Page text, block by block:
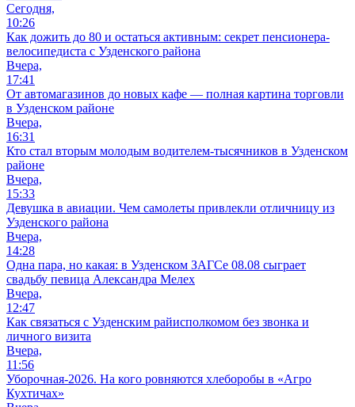
Сегодня,
10:26
Как дожить до 80 и остаться активным: секрет пенсионера-
велосипедиста с Узденского района
Вчера,
17:41
От автомагазинов до новых кафе — полная картина торговли
в Узденском районе
Вчера,
16:31
Кто стал вторым молодым водителем-тысячников в Узденском
районе
Вчера,
15:33
Девушка в авиации. Чем самолеты привлекли отличницу из
Узденского района
Вчера,
14:28
Одна пара, но какая: в Узденском ЗАГСе 08.08 сыграет
свадьбу певица Александра Мелех
Вчера,
12:47
Как связаться с Узденским райисполкомом без звонка и
личного визита
Вчера,
11:56
Уборочная-2026. На кого ровняются хлеборобы в «Агро
Кухтичах»